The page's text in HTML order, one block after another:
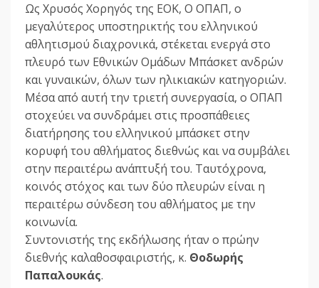
Ως Χρυσός Χορηγός της ΕΟΚ, Ο ΟΠΑΠ, ο
μεγαλύτερος υποστηρικτής του ελληνικού
αθλητισμού διαχρονικά, στέκεται ενεργά στο
πλευρό των Εθνικών Ομάδων Μπάσκετ ανδρών
και γυναικών, όλων των ηλικιακών κατηγοριών.
Μέσα από αυτή την τριετή συνεργασία, ο ΟΠΑΠ
στοχεύει να συνδράμει στις προσπάθειες
διατήρησης του ελληνικού μπάσκετ στην
κορυφή του αθλήματος διεθνώς και να συμβάλει
στην περαιτέρω ανάπτυξή του. Ταυτόχρονα,
κοινός στόχος και των δύο πλευρών είναι η
περαιτέρω σύνδεση του αθλήματος με την
κοινωνία.
Συντονιστής της εκδήλωσης ήταν ο πρώην
διεθνής καλαθοσφαιριστής, κ. Θοδωρής
Παπαλουκάς.